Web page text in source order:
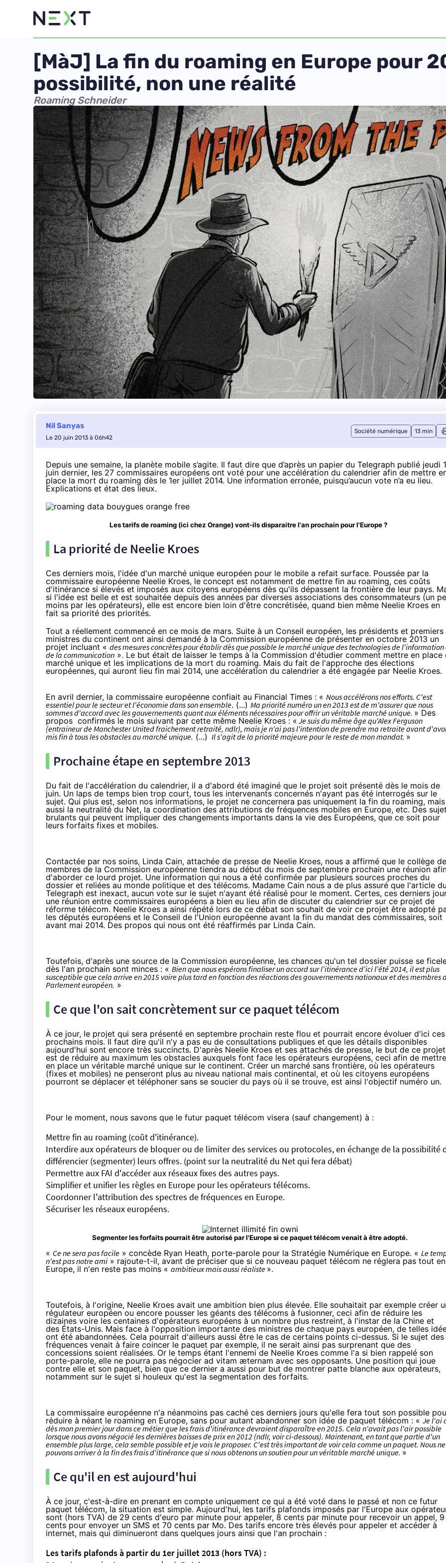
[MàJ] La fin du roaming en Europe pour
possibilité, non une réalité
Roaming Schneider
Nil Sanyas
Le 20 juin 2013 à 06h42
Société numérique 13 min
Depuis une semaine, la planète mobile s’agite. Il faut dire que d’après un papier du Telegraph publié jeudi
juin dernier, les 27 commissaires européens ont voté pour une accélération du calendrier afin de mettre
place la mort du roaming dès le 1er juillet 2014. Une information erronée, puisqu’aucun vote n’a eu lieu.
Explications et état des lieux.
Les tarifs de roaming (ici chez Orange) vont-ils disparaitre l'an prochain pour l'Europe ?
La priorité de Neelie Kroes
Ces derniers mois, l'idée d'un marché unique européen pour le mobile a refait surface. Poussée par la
commissaire européenne Neelie Kroes, le concept est notamment de mettre fin au roaming, ces coûts
d'itinérance si élevés et imposés aux citoyens européens dès qu'ils dépassent la frontière de leur pays.
si l'idée est belle et est souhaitée depuis des années par diverses associations des consommateurs (un
moins par les opérateurs), elle est encore bien loin d'être concrétisée, quand bien même Neelie Kroes en
fait sa priorité des priorités.
Tout a réellement commencé en ce mois de mars. Suite à un Conseil européen, les présidents et premiers
ministres du continent ont ainsi demandé à la Commission européenne de présenter en octobre 2013 un
projet incluant « des mesures concrètes pour établir dès que possible le marché unique des technologies de l'information
de la communication ». Le but était de laisser le temps à la Commission d'étudier comment mettre en place
marché unique et les implications de la mort du roaming. Mais du fait de l'approche des élections
européennes, qui auront lieu fin mai 2014, une accélération du calendrier a été engagée par Neelie Kroes.
En avril dernier, la commissaire européenne confiait au Financial Times : « Nous accélérons nos efforts. C'est
essentiel pour le secteur et l'économie dans son ensemble. (...) Ma priorité numéro un en 2013 est de m'assurer que nous
sommes d'accord avec les gouvernements quant aux éléments nécessaires pour offrir un véritable marché unique. » Des
propos confirmés le mois suivant par cette même Neelie Kroes : « Je suis du même âge qu'Alex Ferguson
(entraineur de Manchester United fraichement retraité, ndlr), mais je n'ai pas l'intention de prendre ma retraite avant
mis fin à tous les obstacles au marché unique. (...) Il s'agit de la priorité majeure pour le reste de mon mandat. »
Prochaine étape en septembre 2013
Du fait de l'accélération du calendrier, il a d'abord été imaginé que le projet soit présenté dès le mois de
juin. Un laps de temps bien trop court, tous les intervenants concernés n'ayant pas été interrogés sur le
sujet. Qui plus est, selon nos informations, le projet ne concernera pas uniquement la fin du roaming, mais
aussi la neutralité du Net, la coordination des attributions de fréquences mobiles en Europe, etc. Des
brulants qui peuvent impliquer des changements importants dans la vie des Européens, que ce soit pour
leurs forfaits fixes et mobiles.
Contactée par nos soins, Linda Cain, attachée de presse de Neelie Kroes, nous a affirmé que le collège
membres de la Commission européenne tiendra au début du mois de septembre prochain une réunion
d'aborder ce lourd projet. Une information qui nous a été confirmée par plusieurs sources proches du
dossier et reliées au monde politique et des télécoms. Madame Cain nous a de plus assuré que l'article du
Telegraph est inexact, aucun vote sur le sujet n'ayant été réalisé pour le moment. Certes, ces derniers
une réunion entre commissaires européens a bien eu lieu afin de discuter du calendrier sur ce projet de
réforme télécom. Neelie Kroes a ainsi répété lors de ce débat son souhait de voir ce projet être adopté
les députés européens et le Conseil de l'Union européenne avant la fin du mandat des commissaires, soit
avant mai 2014. Des propos qui nous ont été réaffirmés par Linda Cain.
Toutefois, d'après une source de la Commission européenne, les chances qu'un tel dossier puisse se
dès l'an prochain sont minces : « Bien que nous espérons finaliser un accord sur l'itinérance d'ici l'été 2014, il est plus
susceptible que cela arrive en 2015 voire plus tard en fonction des réactions des gouvernements nationaux et des membres
Parlement européen. »
Ce que l'on sait concrètement sur ce paquet télécom
À ce jour, le projet qui sera présenté en septembre prochain reste flou et pourrait encore évoluer d'ici ces
prochains mois. Il faut dire qu'il n'y a pas eu de consultations publiques et que les détails disponibles
aujourd'hui sont encore très succincts. D'après Neelie Kroes et ses attachés de presse, le but de ce projet
est de réduire au maximum les obstacles auxquels font face les opérateurs européens, ceci afin de mettre
en place un véritable marché unique sur le continent. Créer un marché sans frontière, où les opérateurs
(fixes et mobiles) ne penseront plus au niveau national mais continental, et où les citoyens européens
pourront se déplacer et téléphoner sans se soucier du pays où il se trouve, est ainsi l'objectif numéro un.
Pour le moment, nous savons que le futur paquet télécom visera (sauf changement) à :
Mettre fin au roaming (coût d'itinérance).
Interdire aux opérateurs de bloquer ou de limiter des services ou protocoles, en échange de la possibilité
différencier (segmenter) leurs offres. (point sur la neutralité du Net qui fera débat)
Permettre aux FAI d'accéder aux réseaux fixes des autres pays.
Simplifier et unifier les règles en Europe pour les opérateurs télécoms.
Coordonner l'attribution des spectres de fréquences en Europe.
Sécuriser les réseaux européens.
Segmenter les forfaits pourrait être autorisé par l'Europe si ce paquet télécom venait à être adopté.
« Ce ne sera pas facile » concède Ryan Heath, porte-parole pour la Stratégie Numérique en Europe. « Le
n'est pas notre ami » rajoute-t-il, avant de préciser que si ce nouveau paquet télécom ne réglera pas tout en
Europe, il n'en reste pas moins « ambitieux mais aussi réaliste ».
Toutefois, à l'origine, Neelie Kroes avait une ambition bien plus élevée. Elle souhaitait par exemple créer
régulateur européen ou encore pousser les géants des télécoms à fusionner, ceci afin de réduire les
dizaines voire les centaines d'opérateurs européens à un nombre plus restreint, à l'instar de la Chine et
des États-Unis. Mais face à l'opposition importante des ministres de chaque pays européen, de telles
ont été abandonnées. Cela pourrait d'ailleurs aussi être le cas de certains points ci-dessus. Si le sujet des
fréquences venait à faire coincer le paquet par exemple, il ne serait ainsi pas surprenant que des
concessions soient réalisées. Or le temps étant l'ennemi de Neelie Kroes comme l'a si bien rappelé son
porte-parole, elle ne pourra pas négocier ad vitam æternam avec ses opposants. Une position qui joue
contre elle et son paquet, bien que ce dernier a aussi pour but de montrer patte blanche aux opérateurs,
notamment sur le sujet si houleux qu'est la segmentation des forfaits.
La commissaire européenne n'a néanmoins pas caché ces derniers jours qu'elle fera tout son possible
réduire à néant le roaming en Europe, sans pour autant abandonner son idée de paquet télécom : « Je l'ai
dès mon premier jour dans ce métier que les frais d'itinérance devraient disparaître en 2015. Cela n'avait pas l'air possible
lorsque nous avons négocié les dernières baisses de prix en 2012 (ndlr, voir ci-dessous). Maintenant, en tant que partie d'un
ensemble plus large, cela semble possible et je vais le proposer. C'est très important de voir cela comme un paquet. Nous ne
pouvons arriver à la fin des frais d'itinérance que si nous obtenons un soutien pour un véritable marché unique. »
Ce qu'il en est aujourd'hui
À ce jour, c'est-à-dire en prenant en compte uniquement ce qui a été voté dans le passé et non ce futur
paquet télécom, la situation est simple. Aujourd'hui, les tarifs plafonds imposés par l'Europe aux
sont (hors TVA) de 29 cents d'euro par minute pour appeler, 8 cents par minute pour recevoir un appel, 9
cents pour envoyer un SMS et 70 cents par Mo. Des tarifs encore très élevés pour appeler et accéder à
internet, mais qui diminueront dans quelques jours ainsi que l'an prochain :
Les tarifs plafonds à partir du 1er juillet 2013 (hors TVA) :